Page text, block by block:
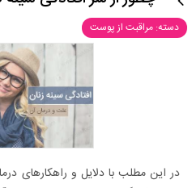
دسته: مراقبت از پوست
در این مطلب با دلایل و راهکارهای